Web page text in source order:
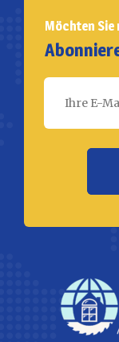
Möchten Sie